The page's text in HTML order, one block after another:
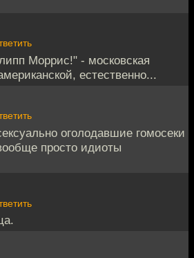
Моррис!" - московская
естественно...
оголодавшие гомосеки
просто идиоты